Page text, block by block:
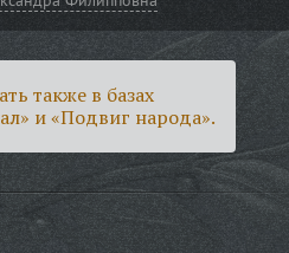
также в базах
и «Подвиг народа».